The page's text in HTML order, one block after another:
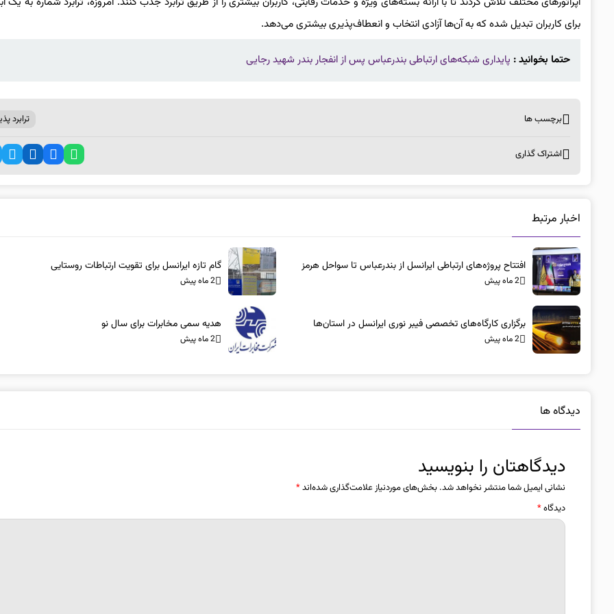
برای کاربران تبدیل شده که به آن‌ها آزادی انتخاب و انعطاف‌پذیری بیشتری می‌دهد.
حتما بخوانید : پایداری شبکه‌های ارتباطی بندرعباس پس از انفجار بندر شهید رجایی
برچسب ها ترابرد
اشتراک گذاری
اخبار مرتبط
افتتاح پروژه‌های ارتباطی ایرانسل از بندرعباس تا سواحل هرمز
2 ماه پیش
گام تازه ایرانسل برای تقویت ارتباطات روستایی
2 ماه پیش
برگزاری کارگاه‌های تخصصی فیبر نوری ایرانسل در استان‌ها
2 ماه پیش
هدیه سمی مخابرات برای سال نو
2 ماه پیش
دیدگاه ها
دیدگاهتان را بنویسید
نشانی ایمیل شما منتشر نخواهد شد. بخش‌های موردنیاز علامت‌گذاری شده‌اند*
دیدگاه*